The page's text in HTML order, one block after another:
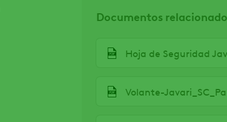
Documentos
Hoja de Seguridad
Volante-